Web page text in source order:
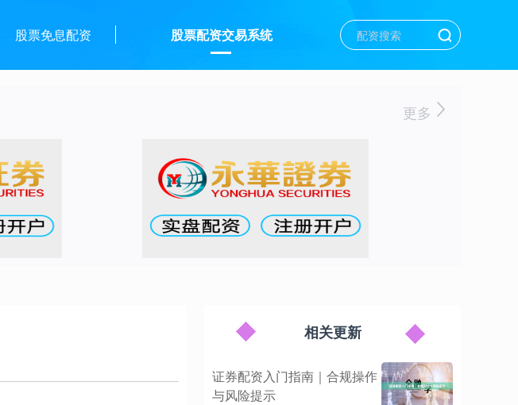
股票免息配资 股票配资交易系统
更多
相关更新
证券配资入门指南｜合规操作
与风险提示